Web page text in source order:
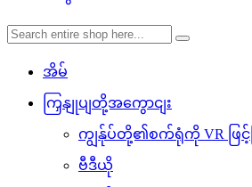
အိမ်
ကြှနျုပျတို့အကွောငျး
ကျွန်ုပ်တို့၏စက်ရုံကို VR ဖြင့်
ဗီဒီယို